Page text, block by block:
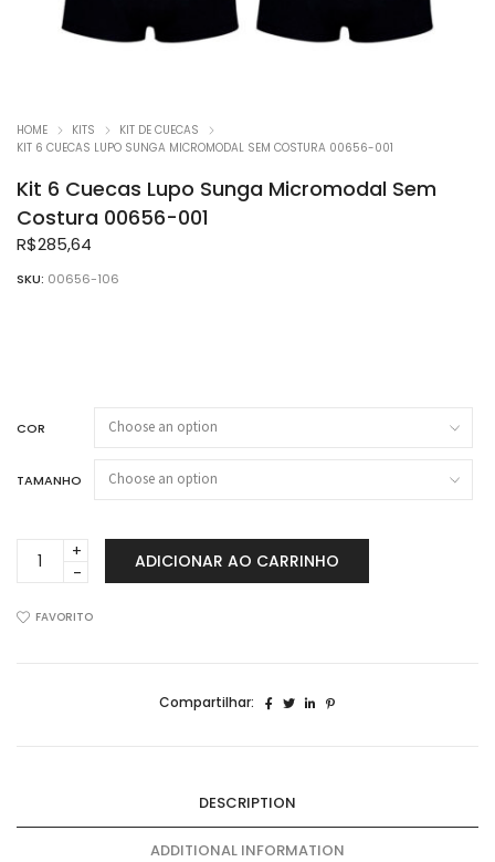
HOME KITS
KIT DE CUECAS
KIT 6 CUECAS LUPO SUNGA MICROMODAL SEM COSTURA 00656-001
Kit 6 Cuecas Lupo Sunga Micromodal Sem
Costura 00656-001
R$285,64
SKU: 00656-106
COR
TAMANHO
Lupo
ADICIONAR AO CARRINHO
FAVORITO
Compartilhar:
DESCRIPTION
ADDITIONAL INFORMATION